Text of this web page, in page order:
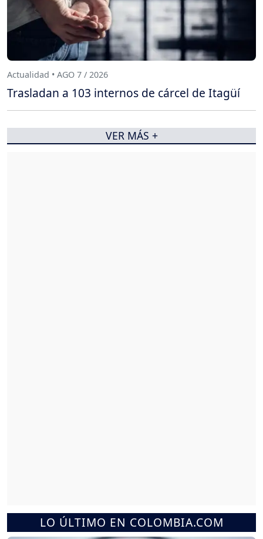
LO ÚLTIMO EN COLOMBIA.COM
Actualidad • AGO 7 / 2026
Trasladan a 103 internos de cárcel de Itagüí
VER MÁS +